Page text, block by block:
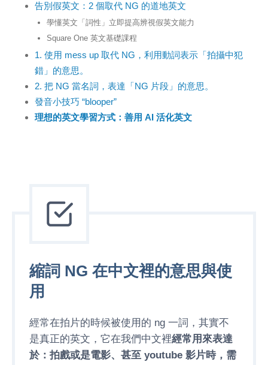
告別假英文：2 個取代 NG 的道地英文
學懂英文「詞性」立即提高辨視假英文能力
Square One 英文基礎課程
1. 使用 mess up 取代 NG，利用動詞表示「拍攝中犯
錯」的意思。
2. 把 NG 當名詞，表達「NG 片段」的意思。
發音小技巧 “blooper”
理想的英文學習方式：善用 AI 活化英文
縮詞 NG 在中文裡的意思與使
用
經常在拍片的時候被使用的 ng 一詞，其實不
是真正的英文，它在我們中文裡經常用來表達
於：拍戲或是電影、甚至 youtube 影片時，需